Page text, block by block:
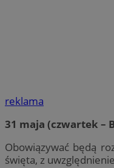
reklama
31 maja (czwartek –
Obowiązywać będą
święta, z